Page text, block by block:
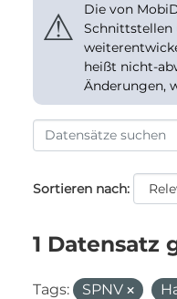
⚠
Die von
Schnittstellen
heißt nicht-
Änderungen,
Sortieren nach
1 Datensatz
Tags: SPNV